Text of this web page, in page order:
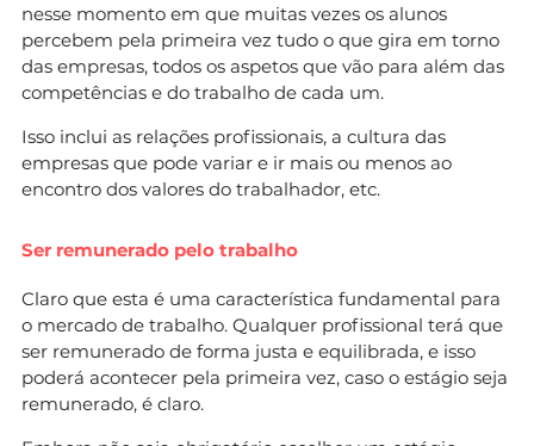
nesse momento em que muitas vezes os alunos
percebem pela primeira vez tudo o que gira em torno
das empresas, todos os aspetos que vão para além das
competências e do trabalho de cada um.
Isso inclui as relações profissionais, a cultura das
empresas que pode variar e ir mais ou menos ao
encontro dos valores do trabalhador, etc.
Ser remunerado pelo trabalho
Claro que esta é uma característica fundamental para
o mercado de trabalho. Qualquer profissional terá que
ser remunerado de forma justa e equilibrada, e isso
poderá acontecer pela primeira vez, caso o estágio seja
remunerado, é claro.